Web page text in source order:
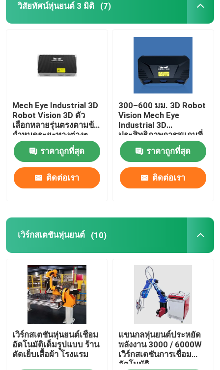
ทัวร์โรงงาน
ควบคุมคุณภาพ
ติดต่อเรา
ข่าว
ขอใบเสนอราคา
แขนหุ่นยนต์ Yaskawa
วิสัยทัศน์หุ่นยนต์ 3 มิติ
เวิร์กสเตชันหุ่นยนต์
อุปกรณ์เสริมหุ่นยนต์
วิสัยทัศน์หุ่นยนต์ 3 มิติ (7)
Mech Eye Industrial 3D
Robot Vision 3D ตัว
เลือกหลายรุ่นตรงตามข้อ
กำหนดระยะทางต่างๆ
ราคาถูกที่สุด
ติดต่อเรา
300–600 มม. 3D Robot
Vision Mech Eye
Industrial 3D
ประสิทธิภาพการสแกนที่
เสถียรและเชื่อถือได้
ราคาถูกที่สุด
ติดต่อเรา
เวิร์กสเตชันหุ่นยนต์ (10)
เวิร์กสเตชันหุ่นยนต์เชื่อม
อัตโนมัติเต็มรูปแบบ ร้าน
ตัดเย็บเสื้อผ้า โรงแรม
แขนกลหุ่นยนต์ประหยัด
พลังงาน 3000 / 6000W
เวิร์กสเตชันการเชื่อม
อัตโนมัติ